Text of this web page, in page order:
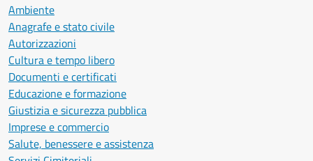
Ambiente
Anagrafe e stato civile
Autorizzazioni
Cultura e tempo libero
Documenti e certificati
Educazione e formazione
Giustizia e sicurezza pubblica
Imprese e commercio
Salute, benessere e assistenza